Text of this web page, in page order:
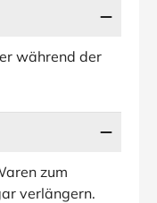
während der
zum
verlängern.